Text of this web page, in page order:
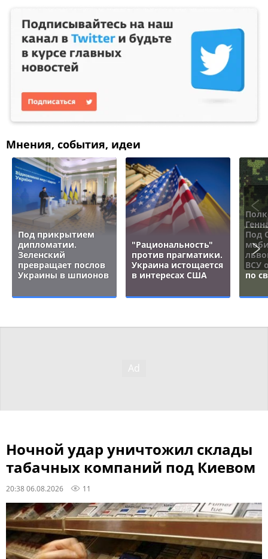
Мнения, события, идеи
Под прикрытием
дипломатии.
Зеленский
превращает послов
Украины в шпионов
"Рациональность"
против прагматики.
Украина истощается
в интересах США
Под
ВСУ
по
Ночной удар уничтожил склады
табачных компаний под Киевом
20:38 06.08.2026 11